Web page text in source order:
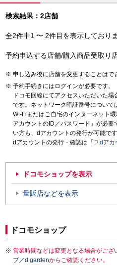
検索結果：2店舗
全2件中1 〜 2件目を表示しており
予約申込する店舗/購入商品受取り
申し込み後に店舗を変更することはで
予約手続きにはログインが必要です。
ドコモ回線にてアクセスいただいた
です。ネットワーク暗証番号について
Wi-Fiまたはご自宅のインターネット
アカウントのID／パスワード」が必
い方も、dアカウントの発行が可能です
dアカウントの発行・確認は「
dアカ
ドコモショップを表示
量販店などを表示
ドコモショップ
営業時間などは変更となる場合がござ
プ／d gardenからご確認ください。